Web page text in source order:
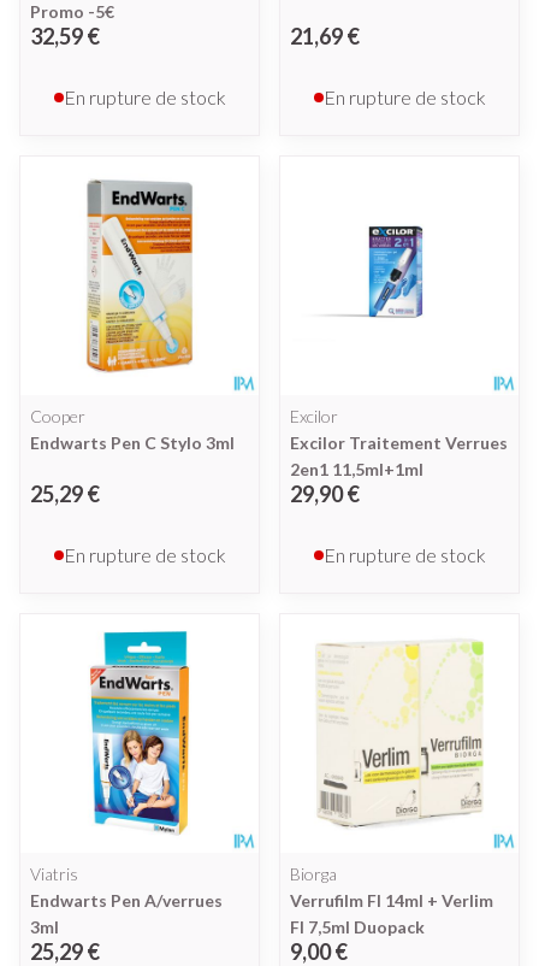
Promo -5€
32,59 €
En rupture de stock
21,69 €
En rupture de stock
Cooper
Endwarts Pen C Stylo 3ml
25,29 €
En rupture de stock
Excilor
Excilor Traitement Verrues
2en1 11,5ml+1ml
29,90 €
En rupture de stock
Viatris
Endwarts Pen A/verrues
3ml
25,29 €
Biorga
Verrufilm Fl 14ml + Verlim
Fl 7,5ml Duopack
9,00 €